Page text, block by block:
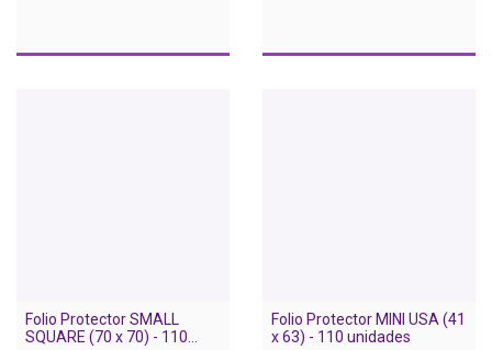
Folio Protector SMALL
SQUARE (70 x 70) - 110
Folio Protector MINI USA (41
x 63) - 110 unidades